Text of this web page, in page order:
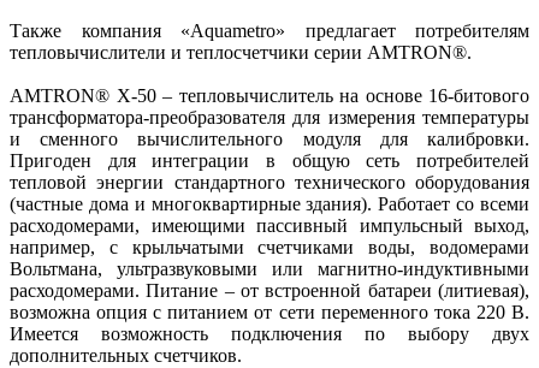
Также компания «Aquametro» предлагает потребителям
тепловычислители и теплосчетчики серии AMTRON®.
AMTRON® X‑50 – тепловычис­литель на основе 16‑битового
транс­форматора-преобразователя для измерения температуры
и сменного вычислительного модуля для калибровки.
Пригоден для интеграции в общую сеть потребителей
тепловой энергии стандартного технического оборудования
(частные дома и многоквартирные здания). Работает со всеми
расходомерами, имеющими пассивный импульсный выход,
например, с крыльчатыми счетчиками воды, водомерами
Вольтмана, ультразвуковыми или магнитно-индуктивными
расходомерами. Питание – от встроенной батареи (литиевая),
возможна опция с питанием от сети переменного тока 220 В.
Имеется возможность подключения по выбору двух
дополнительных счетчиков.